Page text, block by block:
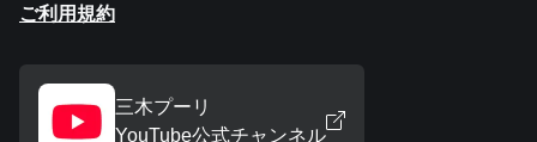
ご利用規約
三木プーリ
YouTube公式チャンネル